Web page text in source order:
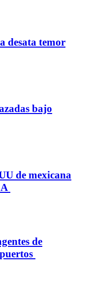
desata temor
bajo
de mexicana
de